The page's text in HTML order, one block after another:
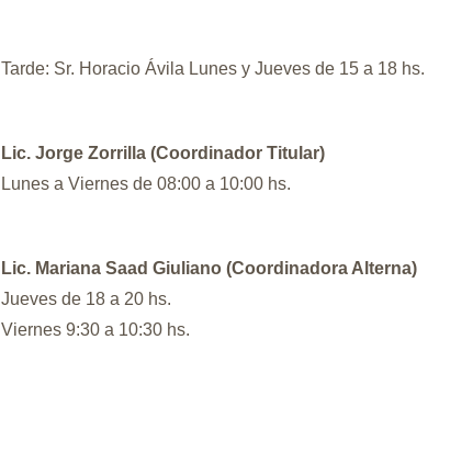
Tarde: Sr. Horacio Ávila Lunes y Jueves de 15 a 18 hs.
Lic. Jorge Zorrilla (Coordinador Titular)
Lunes a Viernes de 08:00 a 10:00 hs.
Lic. Mariana Saad Giuliano (Coordinadora Alterna)
Jueves de 18 a 20 hs.
Viernes 9:30 a 10:30 hs.